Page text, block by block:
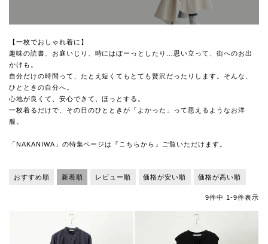
【一枚でおしゃれ着に】
趣味の読書、お庭いじり、時にはぼーっとしたり…思い立って、街へのお出
かけも。
自分だけの時間って、たとえ短くてもとても贅沢だったりします。そんな、
ひとときの自分へ。
心地が良くて、安心できて、ほっとする。
一枚着るだけで、その日のひとときが「よかった」って思えるようなお洋
服。
「NAKANIWA」の特集ページは 『こちらから』 ご覧いただけます。
おすすめ順 新着順 レビュー順 価格が安い順 価格が高い順
9件中 1-9件表示